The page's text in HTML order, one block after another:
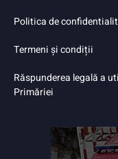
Politica de
Termeni și condiții
Răspunderea legală a
Primăriei